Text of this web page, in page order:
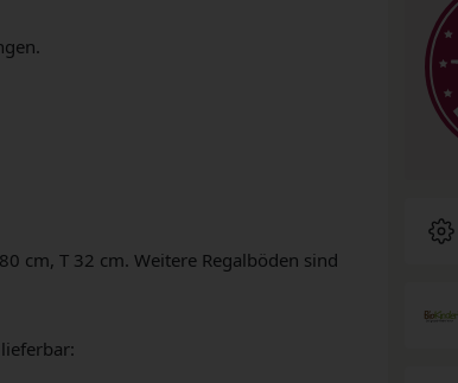
cm, T 32 cm. Weitere Regalböden sind
lieferbar: